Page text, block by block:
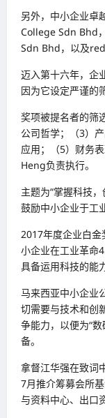
另外，中小企业卓
College Sdn Bhd
Sdn Bhd，以及
迈入第十六年，企
因为它设定严谨的
奖项被提名者的筛
公司哲学；（3）
应用；（5）财务
Heng负责执行。
主题为“掌握科技，
鼓励中小企业于工
2017年度企业白金
小企业在工业革命
具备运用科技的能
马来西亚中小企业
切需要与技术和创
争能力，以便为“
备。
拿督江华强在致词
7月推介筹募会所
与资料中心、出口